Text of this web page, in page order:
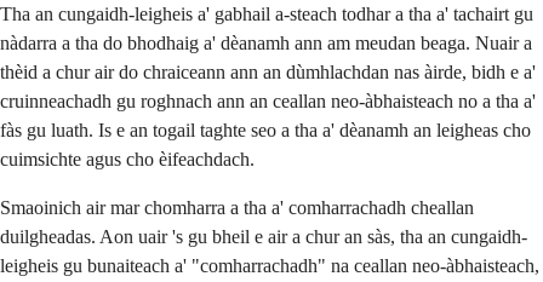
Tha an cungaidh-leigheis a' gabhail a-steach todhar a tha a' tachairt gu
nàdarra a tha do bhodhaig a' dèanamh ann am meudan beaga. Nuair a
thèid a chur air do chraiceann ann an dùmhlachdan nas àirde, bidh e a'
cruinneachadh gu roghnach ann an ceallan neo-àbhaisteach no a tha a'
fàs gu luath. Is e an togail taghte seo a tha a' dèanamh an leigheas cho
cuimsichte agus cho èifeachdach.
Smaoinich air mar chomharra a tha a' comharrachadh cheallan
duilgheadas. Aon uair 's gu bheil e air a chur an sàs, tha an cungaidh-
leigheis gu bunaiteach a' "comharrachadh" na ceallan neo-àbhaisteach,